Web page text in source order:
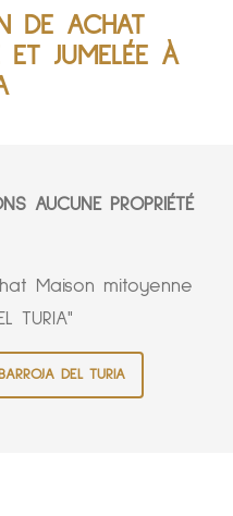
DE ACHAT
ET JUMELÉE À
AUCUNE PROPRIÉTÉ
Maison mitoyenne
TURIA"
DEL TURIA